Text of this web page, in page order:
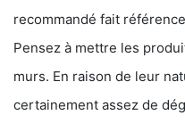
recommandé fait
Pensez à mettre les
murs. En raison de leur
certainement assez de